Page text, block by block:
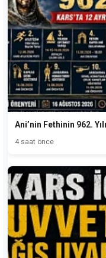
Ani’nin Fethinin 962.
4 saat önce